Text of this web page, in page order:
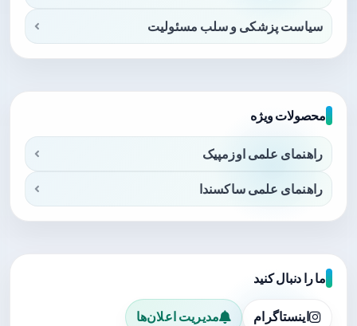
سیاست پزشکی و سلب مسئولیت
محصولات ویژه
راهنمای علمی اوزمپیک
راهنمای علمی ساکسندا
ما را دنبال کنید
اینستاگرام مدیریت اعلان‌ها